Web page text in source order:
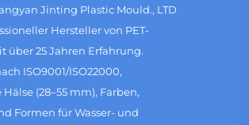
Jinting Plastic Mould., LTD
Hersteller von PET-
über 25 Jahren Erfahrung.
ISO9001/ISO22000,
(28–55 mm), Farben,
Formen für Wasser- und